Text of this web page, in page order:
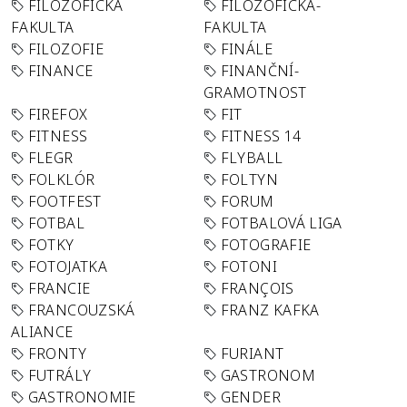
FILOZOFICKÁ
FAKULTA
FILOZOFICKÁ-
FAKULTA
FILOZOFIE
FINÁLE
FINANCE
FINANČNÍ-
GRAMOTNOST
FIREFOX
FIT
FITNESS
FITNESS 14
FLEGR
FLYBALL
FOLKLÓR
FOLTYN
FOOTFEST
FORUM
FOTBAL
FOTBALOVÁ LIGA
FOTKY
FOTOGRAFIE
FOTOJATKA
FOTONI
FRANCIE
FRANÇOIS
FRANCOUZSKÁ
ALIANCE
FRANZ KAFKA
FRONTY
FURIANT
FUTRÁLY
GASTRONOM
GASTRONOMIE
GENDER